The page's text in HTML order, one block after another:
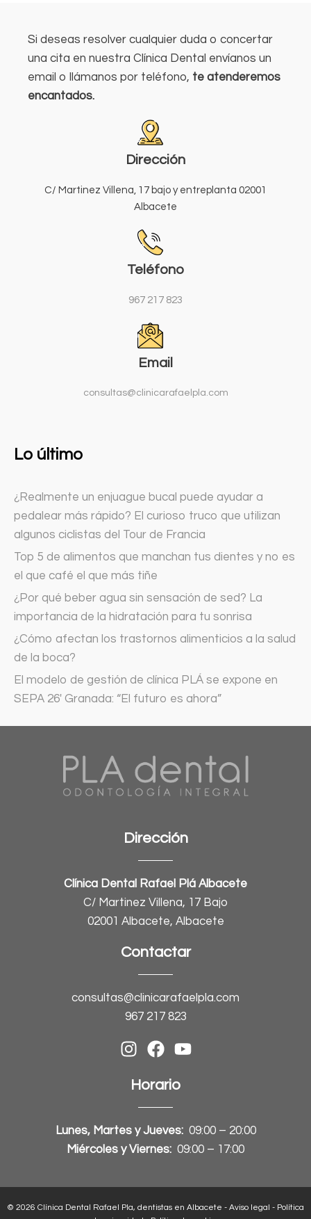
Si deseas resolver cualquier duda o concertar
una cita en nuestra Clínica Dental envíanos un
email o llámanos por teléfono, te atenderemos
encantados.
Dirección
C/ Martinez Villena, 17 bajo y entreplanta 02001
Albacete
Teléfono
967 217 823
Email
consultas@clinicarafaelpla.com
Lo último
¿Realmente un enjuague bucal puede ayudar a
pedalear más rápido? El curioso truco que utilizan
algunos ciclistas del Tour de Francia
Top 5 de alimentos que manchan tus dientes y no es
el que café el que más tiñe
¿Por qué beber agua sin sensación de sed? La
importancia de la hidratación para tu sonrisa
¿Cómo afectan los trastornos alimenticios a la salud
de la boca?
El modelo de gestión de clínica PLÁ se expone en
SEPA 26′ Granada: “El futuro es ahora”
Dirección
Clínica Dental Rafael Plá Albacete
C/ Martinez Villena, 17 Bajo
02001 Albacete, Albacete
Contactar
consultas@clinicarafaelpla.com
967 217 823
Horario
Lunes, Martes y Jueves: 09:00 – 20:00
Miércoles y Viernes: 09:00 – 17:00
© 2026 Clínica Dental Rafael Pla, dentistas en Albacete - Aviso legal - Política